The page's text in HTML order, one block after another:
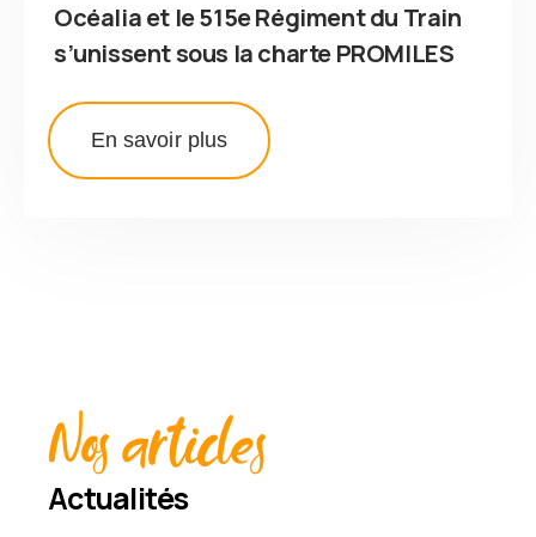
Océalia et le 515e Régiment du Train
s’unissent sous la charte PROMILES
En savoir plus
Nos articles
Actualités